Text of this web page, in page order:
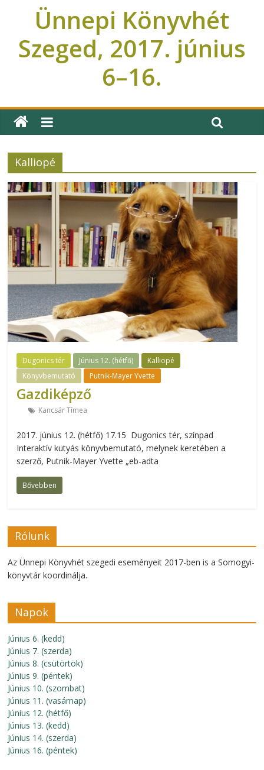
Ünnepi Könyvhét
Szeged, 2017. június
6–16.
Kalliopé
Dugonics tér Június 12. (hétfő)
Kalliopé
Könyvbemutató
Putnik-Mayer Yvette
Gazdiképző
Kancsár Tímea
2017. június 12. (hétfő) 17.15 Dugonics tér, színpad
Interaktív kutyás könyvbemutató, melynek keretében a
szerző, Putnik-Mayer Yvette „eb-adta
Bővebben
Rólunk
Az Ünnepi Könyvhét szegedi eseményeit 2017-ben is a Somogyi-
könyvtár koordinálja.
Napok
Június 6. (kedd)
Június 7. (szerda)
Június 8. (csütörtök)
Június 9. (péntek)
Június 10. (szombat)
Június 11. (vasárnap)
Június 12. (hétfő)
Június 13. (kedd)
Június 14. (szerda)
Június 16. (péntek)